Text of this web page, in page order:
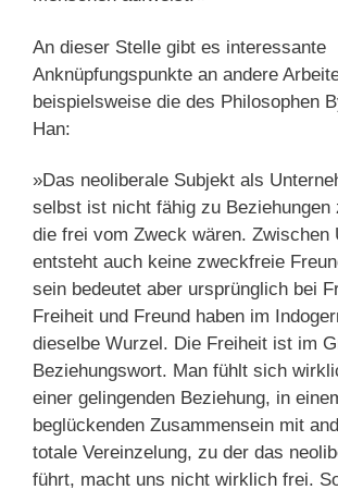
An dieser Stelle gibt es interessante
Anknüpfungspunkte an andere
beispielsweise die des Philosophen
Han:
»Das neoliberale Subjekt als
selbst ist nicht fähig zu Beziehungen
die frei vom Zweck wären. Zwischen
entsteht auch keine zweckfreie
sein bedeutet aber ursprünglich bei
Freiheit und Freund haben im
dieselbe Wurzel. Die Freiheit ist im
Beziehungswort. Man fühlt sich
einer gelingenden Beziehung, in
beglückenden Zusammensein mit
totale Vereinzelung, zu der das
führt, macht uns nicht wirklich frei.